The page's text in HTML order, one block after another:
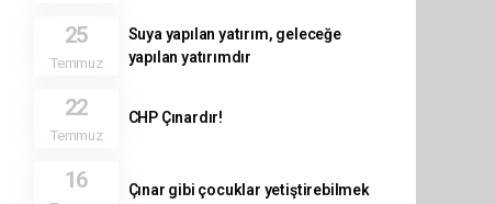
25
Temmuz
Suya yapılan yatırım, geleceğe
yapılan yatırımdır
22
Temmuz
CHP Çınardır!
16 Çınar gibi çocuklar yetiştirebilmek